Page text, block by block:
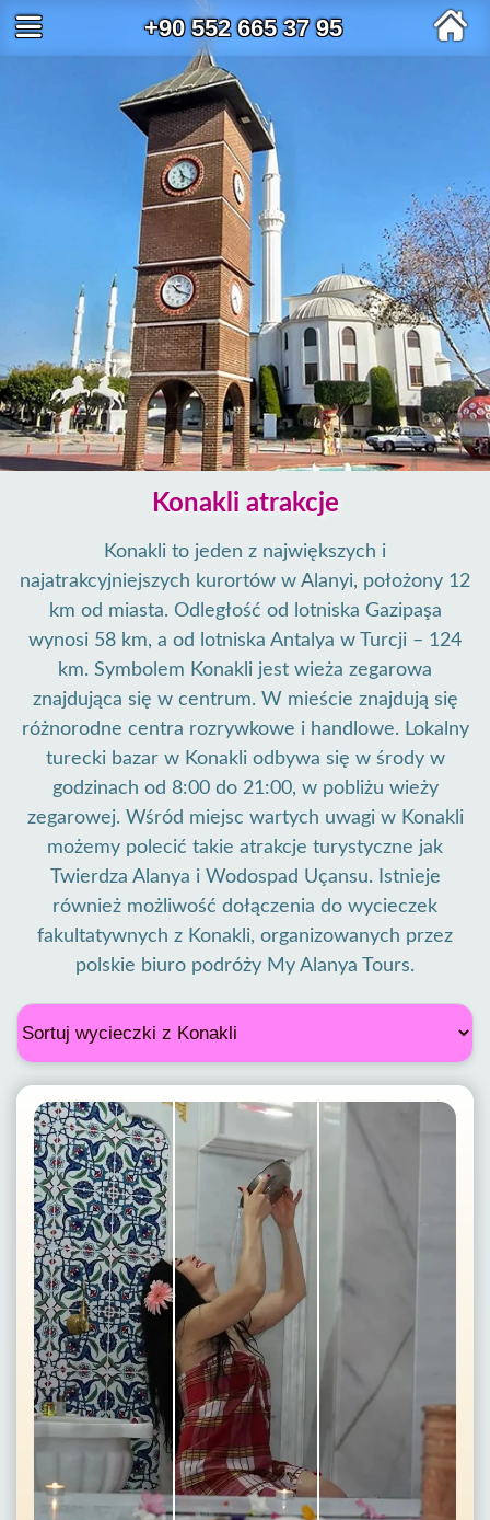
+90 552 665 37 95
Konakli atrakcje
Konakli to jeden z największych i
najatrakcyjniejszych kurortów w Alanyi, położony 12
km od miasta. Odległość od lotniska Gazipaşa
wynosi 58 km, a od lotniska Antalya w Turcji – 124
km. Symbolem Konakli jest wieża zegarowa
znajdująca się w centrum. W mieście znajdują się
różnorodne centra rozrywkowe i handlowe. Lokalny
turecki bazar w Konakli odbywa się w środy w
godzinach od 8:00 do 21:00, w pobliżu wieży
zegarowej. Wśród miejsc wartych uwagi w Konakli
możemy polecić takie atrakcje turystyczne jak
Twierdza Alanya i Wodospad Uçansu. Istnieje
również możliwość dołączenia do wycieczek
fakultatywnych z Konakli, organizowanych przez
polskie biuro podróży My Alanya Tours.